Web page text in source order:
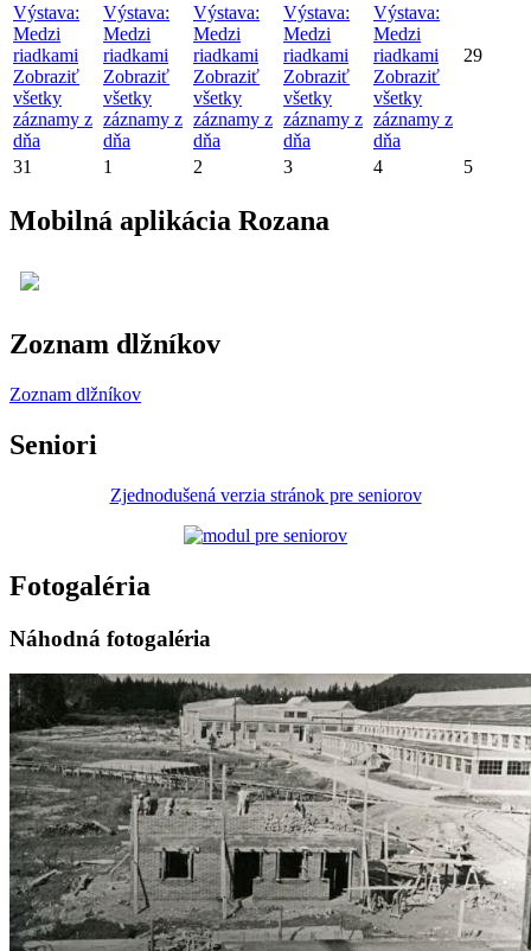
Výstava:
Medzi
riadkami
Zobraziť
všetky
záznamy z
dňa
Výstava:
Medzi
riadkami
Zobraziť
všetky
záznamy z
dňa
Výstava:
Medzi
riadkami
Zobraziť
všetky
záznamy z
dňa
Výstava:
Medzi
riadkami
Zobraziť
všetky
záznamy z
dňa
Výstava:
Medzi
riadkami
Zobraziť
všetky
záznamy z
dňa
29
31 1 2 3 4 5
Mobilná aplikácia Rozana
Zoznam dlžníkov
Zoznam dlžníkov
Seniori
Zjednodušená verzia stránok pre seniorov
Fotogaléria
Náhodná fotogaléria